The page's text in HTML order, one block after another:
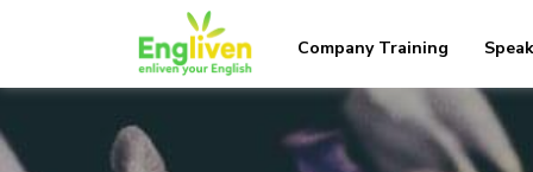
Company Training